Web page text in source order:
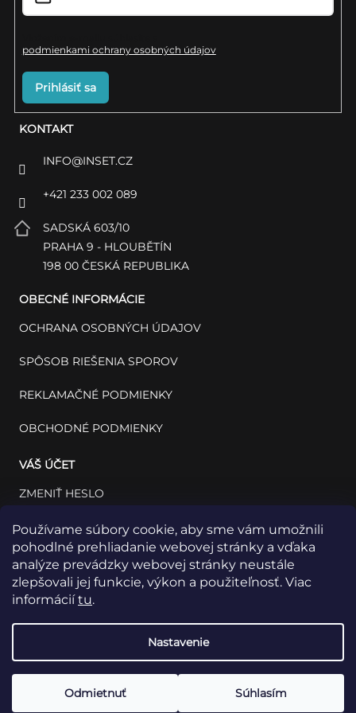
Používame súbory cookie, aby sme vám umožnili
pohodlné prehliadanie webovej stránky a vďaka
analýze prevádzky webovej stránky neustále
zlepšovali jej funkcie, výkon a použiteľnosť. Viac
informáciítu.
Nastavenie
Odmietnuť Súhlasím
u
KONTAKT
INFO@INSET.CZ
+421 233 002 089
SADSKÁ 603/10
PRAHA 9 - HLOUBĚTÍN
198 00 ČESKÁ REPUBLIKA
OBECNÉ INFORMÁCIE
OCHRANA OSOBNÝCH ÚDAJOV
SPÔSOB RIEŠENIA SPOROV
REKLAMAČNÉ PODMIENKY
OBCHODNÉ PODMIENKY
VÁŠ ÚČET
ZMENIŤ HESLO
VÁŠ PROFIL
VAŠE OBJEDNÁVKY
podmienkami ochrany osobných údajov
Prihlásiť sa